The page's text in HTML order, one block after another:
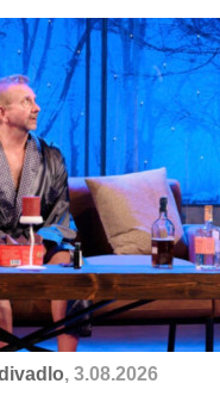
, 3.08.2026